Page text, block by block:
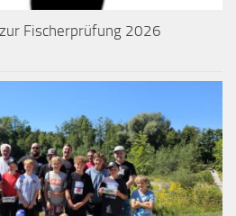
Fischerprüfung 2026